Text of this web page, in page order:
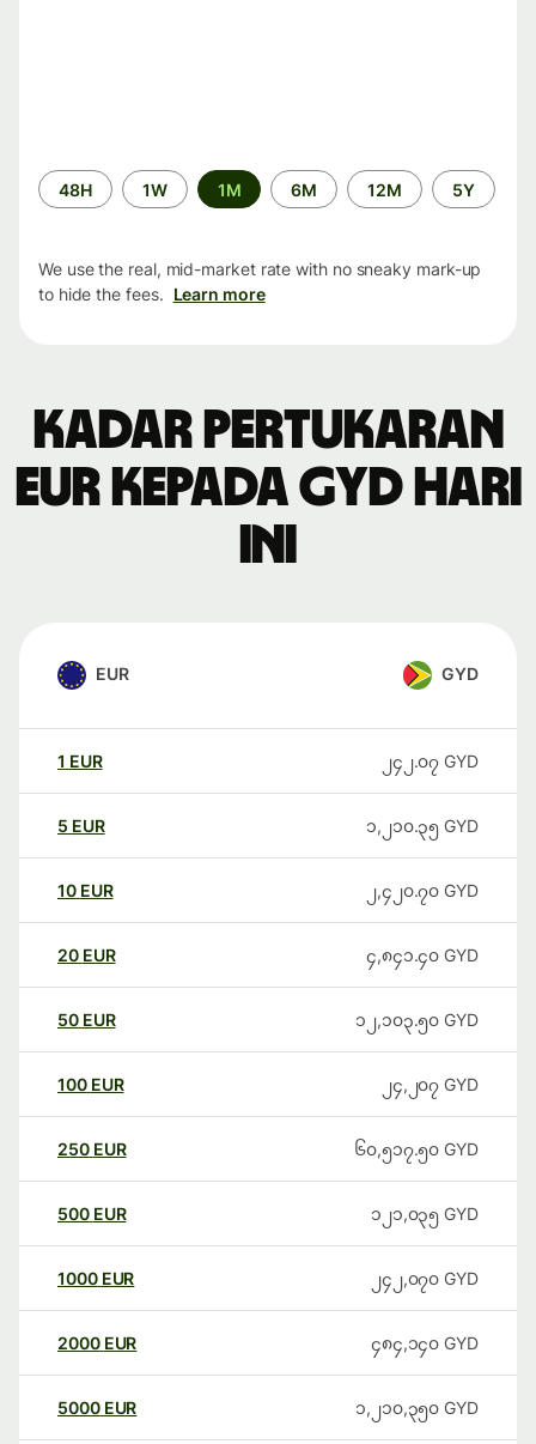
Time
period
48H 1W 1M 6M 12M 5Y
We use the real, mid-market rate with no sneaky mark-up
to hide the fees. Learn more
Kadar pertukaran
EUR kepada GYD hari
ini
EUR GYD
1 EUR ၂၄၂.၀၇ GYD
5 EUR ၁,၂၁၀.၃၅ GYD
10 EUR ၂,၄၂၀.၇၀ GYD
20 EUR ၄,၈၄၁.၄၀ GYD
50 EUR ၁၂,၁၀၃.၅၀ GYD
100 EUR ၂၄,၂၀၇ GYD
250 EUR ၆၀,၅၁၇.၅၀ GYD
500 EUR ၁၂၁,၀၃၅ GYD
1000 EUR ၂၄၂,၀၇၀ GYD
2000 EUR ၄၈၄,၁၄၀ GYD
5000 EUR ၁,၂၁၀,၃၅၀ GYD